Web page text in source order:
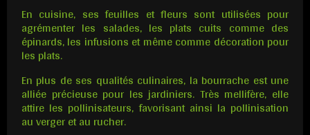
En cuisine, ses feuilles et fleurs sont utilisées pour
agrémenter les salades, les plats cuits comme des
épinards, les infusions et même comme décoration pour
les plats.
En plus de ses qualités culinaires, la bourrache est une
alliée précieuse pour les jardiniers. Très mellifère, elle
attire les pollinisateurs, favorisant ainsi la pollinisation
au verger et au rucher.